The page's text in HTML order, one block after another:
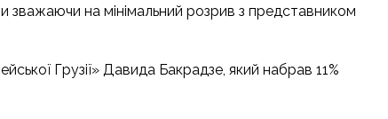
на мінімальний розрив з представником
Грузії» Давида Бакрадзе, який набрав 11%